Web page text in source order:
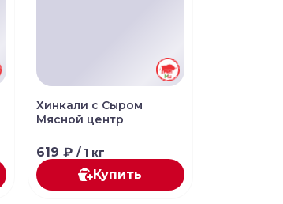
Хинкали с Сыром
Мясной центр
619 ₽ / 1 кг
Купить